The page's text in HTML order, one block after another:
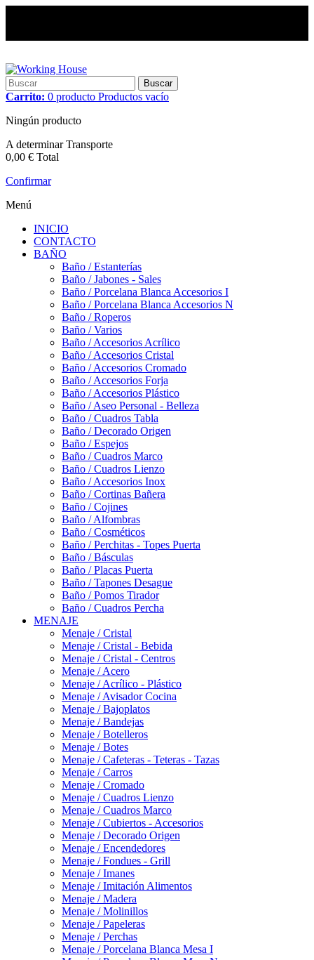
Buscar
Carrito: 0 producto Productos vacío
Ningún producto
A determinarTransporte
0,00 € Total
Confirmar
Menú
INICIO
CONTACTO
BAÑO
Baño / Estanterías
Baño / Jabones - Sales
Baño / Porcelana Blanca Accesorios I
Baño / Porcelana Blanca Accesorios N
Baño / Roperos
Baño / Varios
Baño / Accesorios Acrílico
Baño / Accesorios Cristal
Baño / Accesorios Cromado
Baño / Accesorios Forja
Baño / Accesorios Plástico
Baño / Aseo Personal - Belleza
Baño / Cuadros Tabla
Baño / Decorado Origen
Baño / Espejos
Baño / Cuadros Marco
Baño / Cuadros Lienzo
Baño / Accesorios Inox
Baño / Cortinas Bañera
Baño / Cojines
Baño / Alfombras
Baño / Cosméticos
Baño / Perchitas - Topes Puerta
Baño / Básculas
Baño / Placas Puerta
Baño / Tapones Desague
Baño / Pomos Tirador
Baño / Cuadros Percha
MENAJE
Menaje / Cristal
Menaje / Cristal - Bebida
Menaje / Cristal - Centros
Menaje / Acero
Menaje / Acrílico - Plástico
Menaje / Avisador Cocina
Menaje / Bajoplatos
Menaje / Bandejas
Menaje / Botelleros
Menaje / Botes
Menaje / Cafeteras - Teteras - Tazas
Menaje / Carros
Menaje / Cromado
Menaje / Cuadros Lienzo
Menaje / Cuadros Marco
Menaje / Cubiertos - Accesorios
Menaje / Decorado Origen
Menaje / Encendedores
Menaje / Fondues - Grill
Menaje / Imanes
Menaje / Imitación Alimentos
Menaje / Madera
Menaje / Molinillos
Menaje / Papeleras
Menaje / Perchas
Menaje / Porcelana Blanca Mesa I